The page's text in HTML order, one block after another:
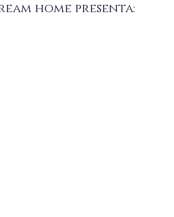
home presenta: